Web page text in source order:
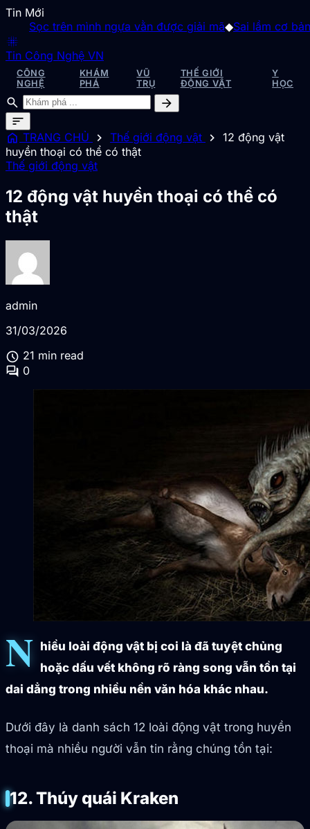
Tin Mới
trên mình ngựa vằn được giải mã◆Sai lầm cơ bản của
blur_on
Tin Công Nghệ VN
CÔNG
NGHỆ
KHÁM
PHÁ
VŨ
TRỤ
THẾ GIỚI
ĐỘNG VẬT
Y
HỌC
search
arrow_forward
sort
home TRANG CHỦ chevron_right Thế giới động vật chevron_right 12 động vật
huyền thoại có thể có thật
Thế giới động vật
12 động vật huyền thoại có thể có
thật
admin
31/03/2026
schedule 21 min read
forum 0
N hiều loài động vật bị coi là đã tuyệt chủng
hoặc dấu vết không rõ ràng song vẫn tồn tại
dai dẳng trong nhiều nền văn hóa khác nhau.
Dưới đây là danh sách 12 loài động vật trong huyền
thoại mà nhiều người vẫn tin rằng chúng tồn tại:
12. Thúy quái Kraken